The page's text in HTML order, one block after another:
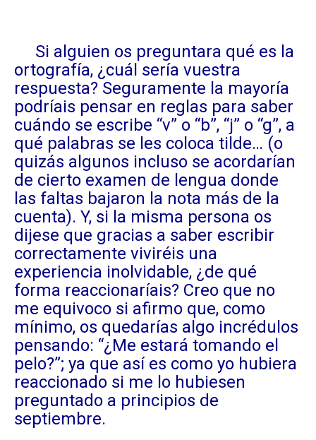
Si alguien os preguntara qué es la
ortografía, ¿cuál sería vuestra
respuesta? Seguramente la mayoría
podríais pensar en reglas para saber
cuándo se escribe “v” o “b”, “j” o “g”, a
qué palabras se les coloca tilde… (o
quizás algunos incluso se acordarían
de cierto examen de lengua donde
las faltas bajaron la nota más de la
cuenta). Y, si la misma persona os
dijese que gracias a saber escribir
correctamente viviréis una
experiencia inolvidable, ¿de qué
forma reaccionaríais? Creo que no
me equivoco si afirmo que, como
mínimo, os quedarías algo incrédulos
pensando: “¿Me estará tomando el
pelo?”; ya que así es como yo hubiera
reaccionado si me lo hubiesen
preguntado a principios de
septiembre.